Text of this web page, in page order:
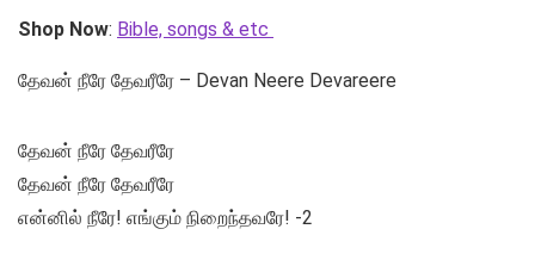
Shop Now: Bible, songs & etc
தேவன் நீரே தேவரீரே – Devan Neere Devareere
தேவன் நீரே தேவரீரே
தேவன் நீரே தேவரீரே
என்னில் நீரே! எங்கும் நிறைந்தவரே! -2